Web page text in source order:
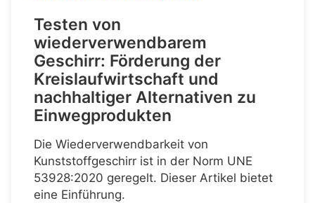
Testen von
wiederverwendbarem
Geschirr: Förderung der
Kreislaufwirtschaft und
nachhaltiger Alternativen zu
Einwegprodukten
Die Wiederverwendbarkeit von
Kunststoffgeschirr ist in der Norm UNE
53928:2020 geregelt. Dieser Artikel bietet
eine Einführung.